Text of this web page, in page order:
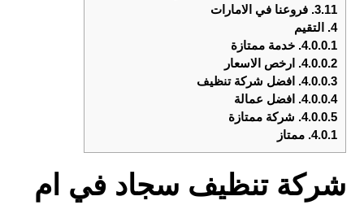
3.11. فروعنا في الامارات
4.
التقيم
4.0.0.1. خدمة ممتازة
4.0.0.2.
ارخص الاسعار
4.0.0.3.
افضل شركة تنظيف
4.0.0.4.
افضل عمالة
4.0.0.5. شركة ممتازة
4.0.1. ممتاز
شركة تنظيف سجاد في ام